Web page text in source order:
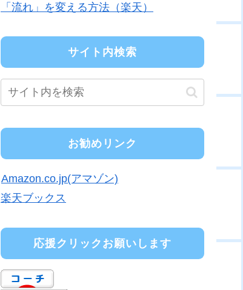
「流れ」を変える方法（楽天）
サイト内検索
お勧めリンク
Amazon.co.jp(アマゾン)
楽天ブックス
応援クリックお願いします